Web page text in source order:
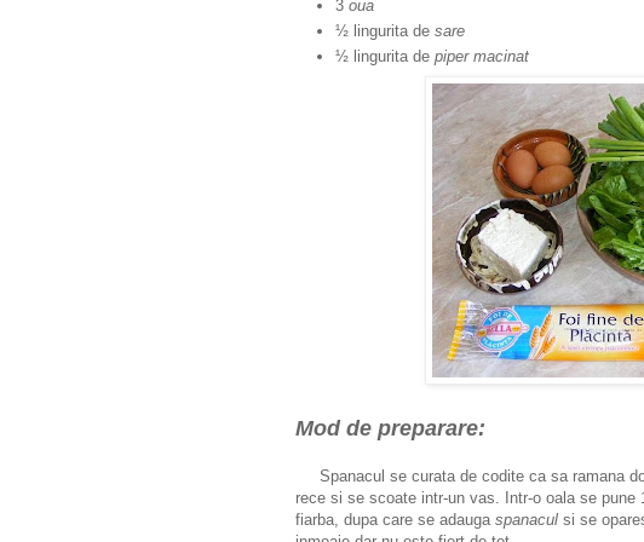
3 oua
½ lingurita de sare
½ lingurita de piper macinat
Mod de preparare:
Spanacul se curata de codite ca sa ramana
rece si se scoate intr-un vas. Intr-o oala se
fiarba, dupa care se adauga spanacul si se